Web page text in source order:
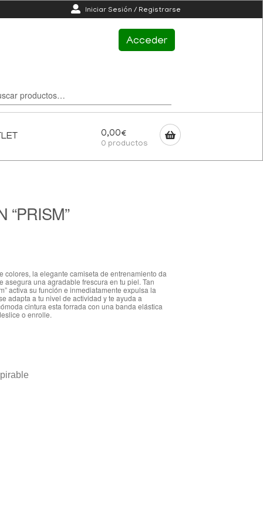
Iniciar Sesión / Registrarse
Acceder
0,00€
0 productos
“PRISM”
colores, la elegante camiseta de entrenamiento da
asegura una agradable frescura en tu piel. Tan
activa su función e inmediatamente expulsa la
adapta a tu nivel de actividad y te ayuda a
cintura esta forrada con una banda elástica
o enrolle.